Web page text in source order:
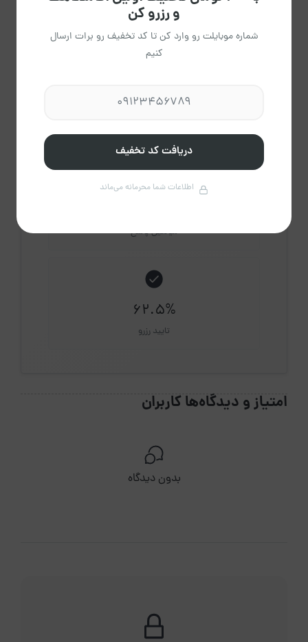
مشاهده حساب کاربری میزبان
درباره میزبان
2
اقامتگاه فعال
میانگین پاسخ
62.5%
تایید رزرو
امتیاز و دیدگاه‌ها کاربران
بدون دیدگاه
و رزرو کن
شماره موبایلت رو وارد کن تا کد تخفیف رو برات ارسال
کنیم
دریافت کد تخفیف
اطلاعات شما محرمانه می‌ماند